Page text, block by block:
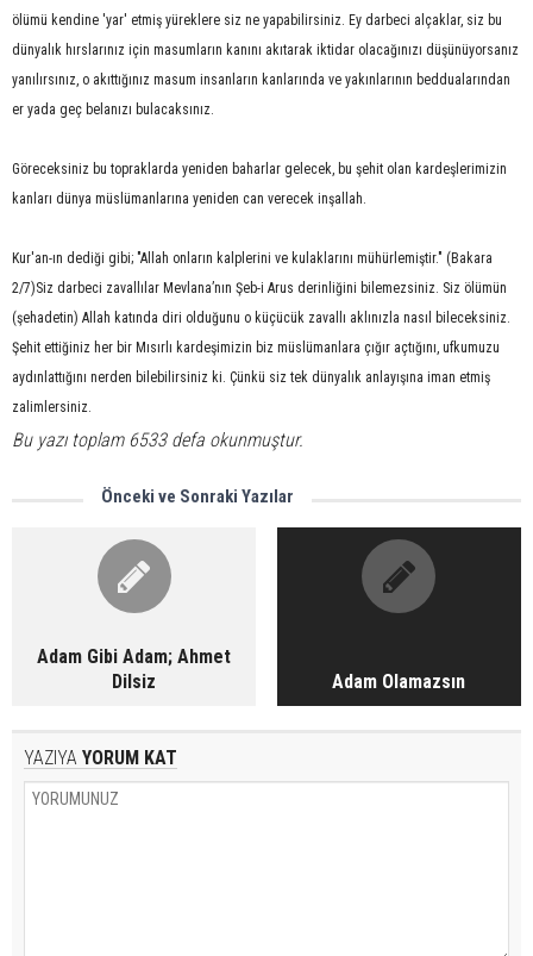
ölümü kendine 'yar' etmiş yüreklere siz ne yapabilirsiniz. Ey darbeci alçaklar, siz bu
dünyalık hırslarınız için masumların kanını akıtarak iktidar olacağınızı düşünüyorsanız
yanılırsınız, o akıttığınız masum insanların kanlarında ve yakınlarının beddualarından
er yada geç belanızı bulacaksınız.
Göreceksiniz bu topraklarda yeniden baharlar gelecek, bu şehit olan kardeşlerimizin
kanları dünya müslümanlarına yeniden can verecek inşallah.
Kur'an-ın dediği gibi; "Allah onların kalplerini ve kulaklarını mühürlemiştir." (Bakara
2/7)Siz darbeci zavallılar Mevlana’nın Şeb-i Arus derinliğini bilemezsiniz. Siz ölümün
(şehadetin) Allah katında diri olduğunu o küçücük zavallı aklınızla nasıl bileceksiniz.
Şehit ettiğiniz her bir Mısırlı kardeşimizin biz müslümanlara çığır açtığını, ufkumuzu
aydınlattığını nerden bilebilirsiniz ki. Çünkü siz tek dünyalık anlayışına iman etmiş
zalimlersiniz.
Bu yazı toplam 6533 defa okunmuştur.
Önceki ve Sonraki Yazılar
Adam Gibi Adam; Ahmet
Dilsiz
Adam Olamazsın
YAZIYA YORUM KAT